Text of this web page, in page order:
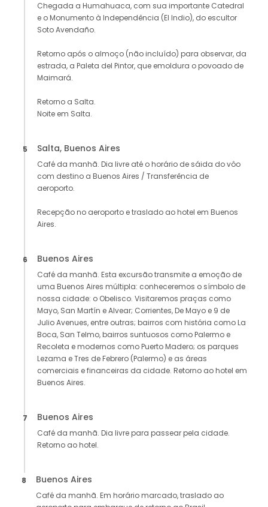
Chegada a Humahuaca, com sua importante Catedral
e o Monumento à Independência (El Indio), do escultor
Soto Avendaño.
Retorno após o almoço (não incluído) para observar, da
estrada, a Paleta del Pintor, que emoldura o povoado de
Maimará.
Retorno a Salta.
Noite em Salta.
5 Salta, Buenos Aires
Café da manhã. Dia livre até o horário de sáida do vôo
com destino a Buenos Aires / Transferência de
aeroporto.
Recepção no aeroporto e traslado ao hotel em Buenos
Aires.
6 Buenos Aires
Café da manhã. Esta excursão transmite a emoção de
uma Buenos Aires múltipla: conheceremos o símbolo de
nossa cidade: o Obelisco. Visitaremos praças como
Mayo, San Martín e Alvear; Corrientes, De Mayo e 9 de
Julio Avenues, entre outras; bairros com história como La
Boca, San Telmo, bairros suntuosos como Palermo e
Recoleta e modernos como Puerto Madero; os parques
Lezama e Tres de Febrero (Palermo) e as áreas
comerciais e financeiras da cidade. Retorno ao hotel em
Buenos Aires.
7 Buenos Aires
Café da manhã. Dia livre para passear pela cidade.
Retorno ao hotel.
8 Buenos Aires
Café da manhã. Em horário marcado, traslado ao